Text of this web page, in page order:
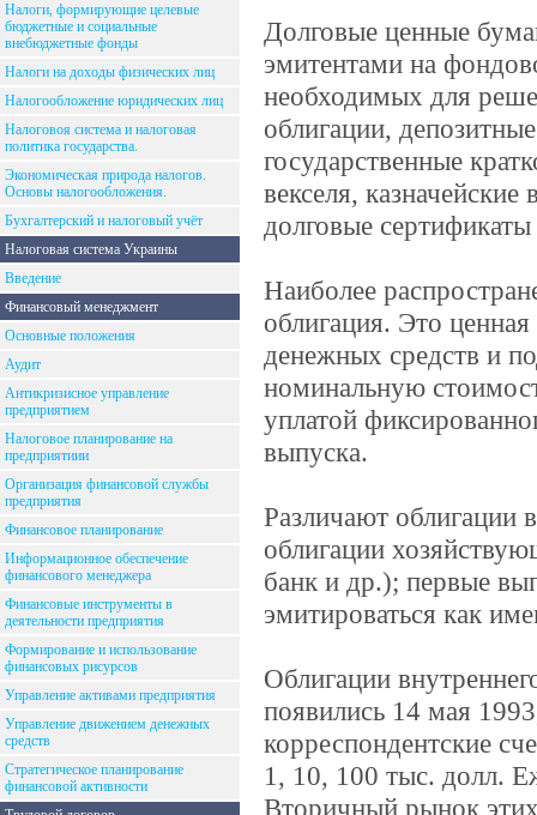
Налоги, формирующие целевые
бюджетные и социальные
внебюджетные фонды
Налоги на доходы физических лиц
Налогообложение юридических лиц
Налоговоя система и налоговая
политика государства.
Экономическая природа налогов.
Основы налогообложения.
Бухгалтерский и налоговый учёт
Налоговая система Украины
Введение
Финансовый менеджмент
Основные положения
Аудит
Антикризисное управление
предприятием
Налоговое планирование на
предприятиии
Организация финансовой службы
предприятия
Финансовое планирование
Информационное обеспечение
финансового менеджера
Финансовые инструменты в
деятельности предприятия
Формирование и использование
финансовых рисурсов
Управление активами предприятия
Управление движением денежных
средств
Стратегическое планирование
финансовой активности
Долговые ценные
эмитентами на
необходимых для
облигации,
государственные
векселя,
долговые
Наиболее
облигация. Это
денежных средств и
номинальную
уплатой
выпуска.
Различают облигации
облигации
банк и др.); первые
эмитироваться как
Облигации
появились 14 мая
корреспондентские
1, 10, 100 тыс. долл.
Вторичный рынок